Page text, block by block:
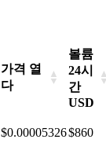
가격 열
다
볼륨
24시
간
USD
$0.00005326$860